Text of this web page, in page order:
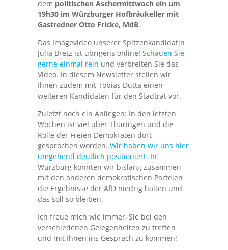
dem politischen Aschermittwoch ein um
19h30 im Würzburger Hofbräukeller mit
Gastredner Otto Fricke, MdB.
Das Imagevideo unserer Spitzenkandidatin
Julia Bretz ist übrigens online! Schauen Sie
gerne einmal rein und verbreiten Sie das
Video. In diesem Newsletter stellen wir
Ihnen zudem mit Tobias Dutta einen
weiteren Kandidaten für den Stadtrat vor.
Zuletzt noch ein Anliegen: In den letzten
Wochen ist viel über Thüringen und die
Rolle der Freien Demokraten dort
gesprochen worden. Wir haben wir uns hier
umgehend deutlich positioniert. In
Würzburg konnten wir bislang zusammen
mit den anderen demokratischen Parteien
die Ergebnisse der AfD niedrig halten und
das soll so bleiben.
Ich freue mich wie immer, Sie bei den
verschiedenen Gelegenheiten zu treffen
und mit Ihnen ins Gespräch zu kommen!